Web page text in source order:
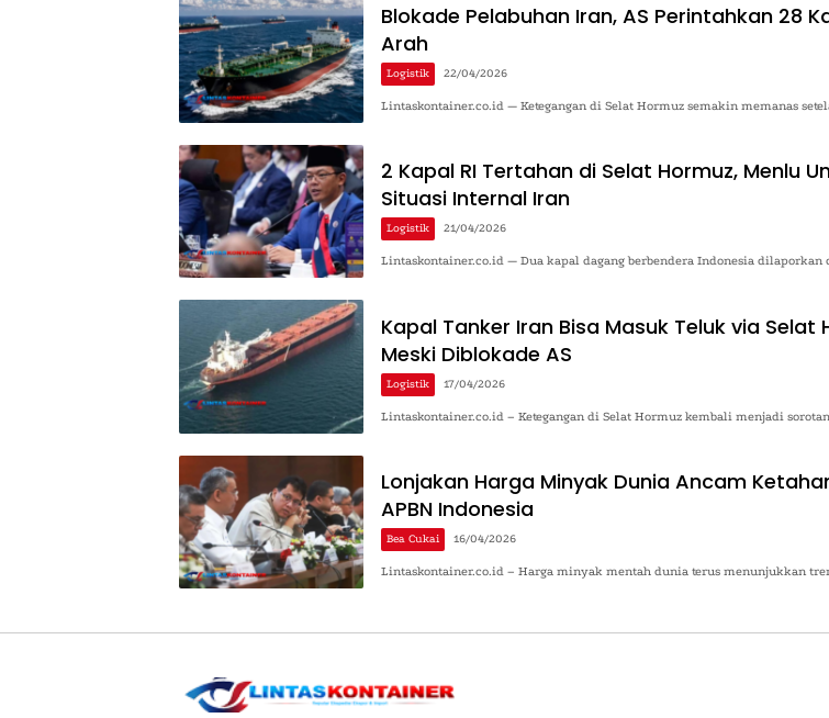
Blokade Pelabuhan Iran, AS Perintahkan 28
Arah
Logistik 22/04/2026
Lintaskontainer.co.id — Ketegangan di Selat Hormuz semakin memanas
2 Kapal RI Tertahan di Selat Hormuz, Menlu
Situasi Internal Iran
Logistik 21/04/2026
Lintaskontainer.co.id — Dua kapal dagang berbendera Indonesia dilaporkan
Kapal Tanker Iran Bisa Masuk Teluk via Selat
Meski Diblokade AS
Logistik 17/04/2026
Lintaskontainer.co.id – Ketegangan di Selat Hormuz kembali menjadi
Lonjakan Harga Minyak Dunia Ancam
APBN Indonesia
Bea Cukai 16/04/2026
Lintaskontainer.co.id – Harga minyak mentah dunia terus menunjukkan